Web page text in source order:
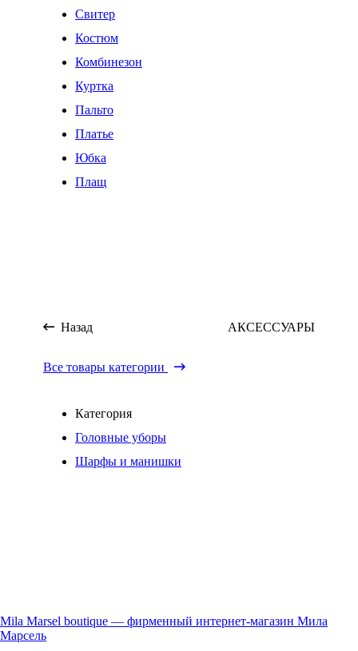
Свитер
Костюм
Комбинезон
Куртка
Пальто
Платье
Юбка
Плащ
Назад АКСЕССУАРЫ
Все товары категории
Категория
Головные уборы
Шарфы и манишки
Mila Marsel boutique — фирменный интернет-магазин Мила
Марсель